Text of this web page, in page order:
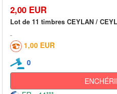
2,00 EUR
Lot de 11 timbres CEYLAN /
1,00 EUR
0